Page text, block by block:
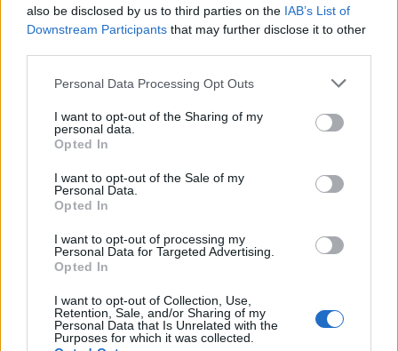
also be disclosed by us to third parties on the IAB’s List of
Downstream Participants that may further disclose it to other
Personal Data Processing Opt Outs
I want to opt-out of the Sharing of my
personal data.
Opted In
I want to opt-out of the Sale of my
Personal Data.
Opted In
I want to opt-out of processing my
Personal Data for Targeted Advertising.
Opted In
I want to opt-out of Collection, Use,
Retention, Sale, and/or Sharing of my
Personal Data that Is Unrelated with the
Purposes for which it was collected.
nosić?
Audyzm — czyli o tym, jak dyskryminowani są głusi
Brak słów na emocje – czyli o aleksytymii w spektrum
autyzmu
jamy ustnej?
Co wywołuje lęk u dzieci w spektrum autyzmu?
Czas spędzany przez dzieci w sieci: czy jest się o co
martwić?
Czy celiakię można pomylić z ADHD?
Czy chroniczny stres może prowadzić do nowotworu?
Czy czas spędzany przed ekranem to nowy winowajca
Czy leki psychotropowe są uzależniające? 5
największych mitów!